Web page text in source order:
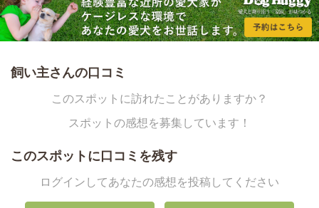
飼い主さんの口コミ
このスポットに訪れたことがありますか？
スポットの感想を募集しています！
このスポットに口コミを残す
ログインしてあなたの感想を投稿してください